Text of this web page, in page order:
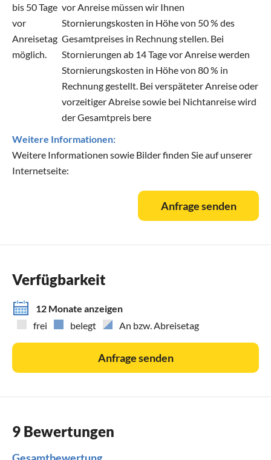
bis 50 Tage
vor
Anreisetag
möglich.
vor Anreise müssen wir Ihnen
Stornierungskosten in Höhe von 50 % des
Gesamtpreises in Rechnung stellen. Bei
Stornierungen ab 14 Tage vor Anreise werden
Stornierungskosten in Höhe von 80 % in
Rechnung gestellt. Bei verspäteter Anreise oder
vorzeitiger Abreise sowie bei Nichtanreise wird
der Gesamtpreis bere
Weitere Informationen:
Weitere Informationen sowie Bilder finden Sie auf unserer
Internetseite:
Anfrage senden
Verfügbarkeit
12 Monate anzeigen
frei
belegt An bzw. Abreisetag
Anfrage senden
9 Bewertungen